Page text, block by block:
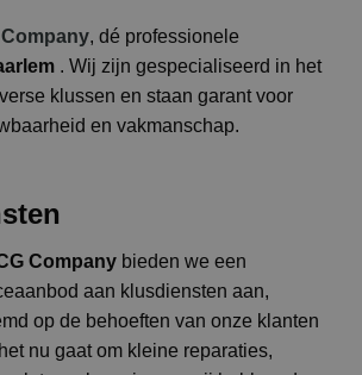
, dé professionele
. Wij zijn gespecialiseerd in het
klussen en staan garant voor
en vakmanschap.
Company bieden we een
aan klusdiensten aan,
op de behoeften van onze klanten
nu gaat om kleine reparaties,